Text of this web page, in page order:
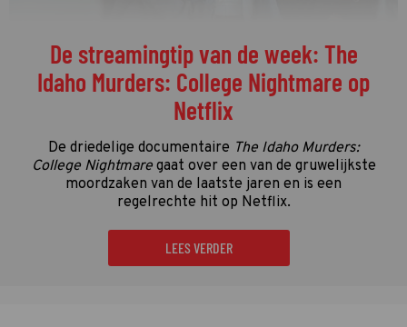
De streamingtip van de week: The
Idaho Murders: College Nightmare op
Netflix
De driedelige documentaire The Idaho Murders:
College Nightmaregaat over een van de gruwelijkste
moordzaken van de laatste jaren en is een
regelrechte hit op Netflix.
LEES VERDER